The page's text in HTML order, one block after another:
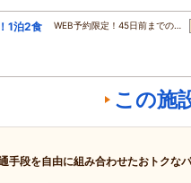
1泊2食
WEB予約限定！45日前までの…
この施
手段を自由に組み合わせたおトクな